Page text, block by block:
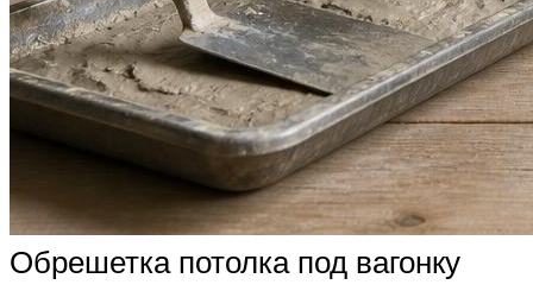
Обрешетка потолка под вагонку